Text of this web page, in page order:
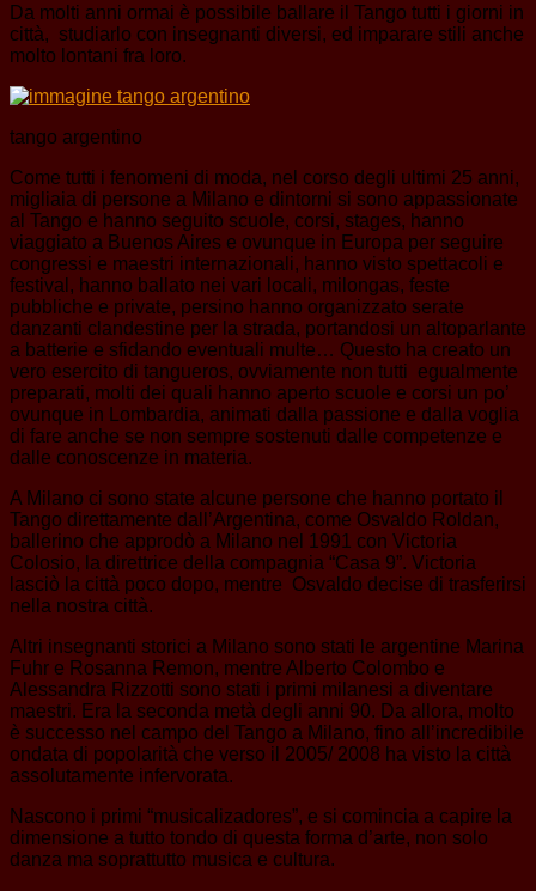
Da molti anni ormai è possibile ballare il Tango tutti i giorni in
città, studiarlo con insegnanti diversi, ed imparare stili anche
molto lontani fra loro.
tango argentino
Come tutti i fenomeni di moda, nel corso degli ultimi 25 anni,
migliaia di persone a Milano e dintorni si sono appassionate
al Tango e hanno seguito scuole, corsi, stages, hanno
viaggiato a Buenos Aires e ovunque in Europa per seguire
congressi e maestri internazionali, hanno visto spettacoli e
festival, hanno ballato nei vari locali, milongas, feste
pubbliche e private, persino hanno organizzato serate
danzanti clandestine per la strada, portandosi un altoparlante
a batterie e sfidando eventuali multe… Questo ha creato un
vero esercito di tangueros, ovviamente non tutti egualmente
preparati, molti dei quali hanno aperto scuole e corsi un po’
ovunque in Lombardia, animati dalla passione e dalla voglia
di fare anche se non sempre sostenuti dalle competenze e
dalle conoscenze in materia.
A Milano ci sono state alcune persone che hanno portato il
Tango direttamente dall’Argentina, come Osvaldo Roldan,
ballerino che approdò a Milano nel 1991 con Victoria
Colosio, la direttrice della compagnia “Casa 9”. Victoria
lasciò la città poco dopo, mentre Osvaldo decise di trasferirsi
nella nostra città.
Altri insegnanti storici a Milano sono stati le argentine Marina
Fuhr e Rosanna Remon, mentre Alberto Colombo e
Alessandra Rizzotti sono stati i primi milanesi a diventare
maestri. Era la seconda metà degli anni 90. Da allora, molto
è successo nel campo del Tango a Milano, fino all’incredibile
ondata di popolarità che verso il 2005/ 2008 ha visto la città
assolutamente infervorata.
Nascono i primi “musicalizadores”, e si comincia a capire la
dimensione a tutto tondo di questa forma d’arte, non solo
danza ma soprattutto musica e cultura.